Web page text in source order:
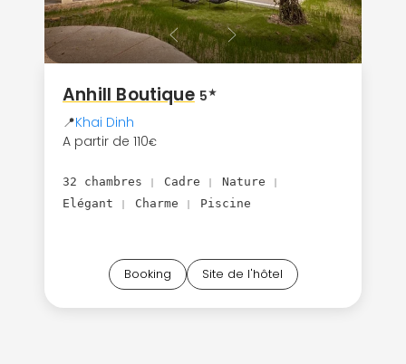
Anhill Boutique 5★
📍Khai Dinh
A partir de 110€
32 chambres Cadre Nature
Elégant Charme Piscine
Booking Site de l'hôtel